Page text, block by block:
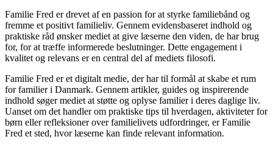
Familie Fred er drevet af en passion for at styrke familiebånd og
fremme et positivt familieliv. Gennem evidensbaseret indhold og
praktiske råd ønsker mediet at give læserne den viden, de har brug
for, for at træffe informerede beslutninger. Dette engagement i
kvalitet og relevans er en central del af mediets filosofi.
Familie Fred er et digitalt medie, der har til formål at skabe et rum
for familier i Danmark. Gennem artikler, guides og inspirerende
indhold søger mediet at støtte og oplyse familier i deres daglige liv.
Uanset om det handler om praktiske tips til hverdagen, aktiviteter for
børn eller refleksioner over familielivets udfordringer, er Familie
Fred et sted, hvor læserne kan finde relevant information.